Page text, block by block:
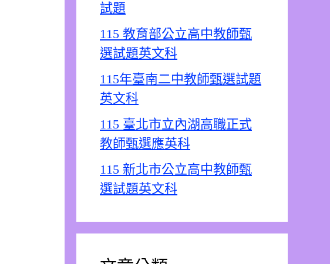
試題
115 教育部公立高中教師甄
選試題英文科
115年臺南二中教師甄選試題
英文科
115 臺北市立內湖高職正式
教師甄選應英科
115 新北市公立高中教師甄
選試題英文科